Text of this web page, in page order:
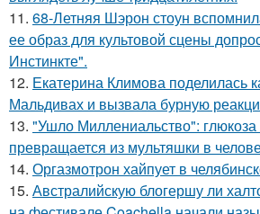
11. 68-Летняя Шэрон стоун
ее образ для культовой сцены
Инстинкте".
12. Екатерина Климова поделилась
Мальдивах и вызвала бурную
13. "Ушло Миллениальство": глюкоза
превращается из мультяшки в
14. Оргазмотрон хайпует в
15. Австралийскую блогершу ли